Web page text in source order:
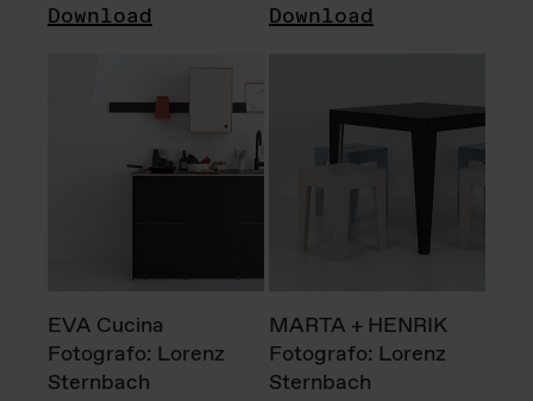
Download Download
EVA Cucina
Fotografo: Lorenz
Sternbach
MARTA + HENRIK
Fotografo: Lorenz
Sternbach